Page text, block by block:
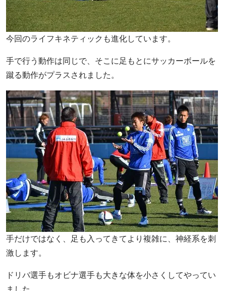
今回のライフキネティックも進化しています。
手で行う動作は同じで、そこに足もとにサッカーボールを
蹴る動作がプラスされました。
手だけではなく、足も入ってきてより複雑に、神経系を刺
激します。
ドリバ選手もオビナ選手も大きな体を小さくしてやってい